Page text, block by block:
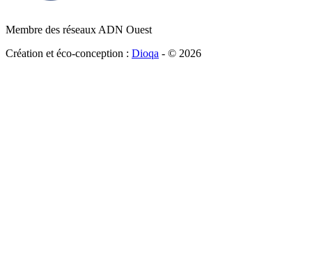
Membre des réseaux ADN Ouest
Création et éco-conception : Dioqa - © 2026